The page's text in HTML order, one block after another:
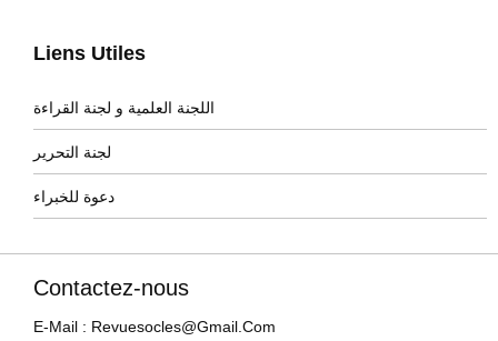
Liens Utiles
اللجنة العلمية و لجنة القراءة
لجنة التحرير
دعوة للخبراء
Contactez-nous
E-Mail : Revuesocles@gmail.com